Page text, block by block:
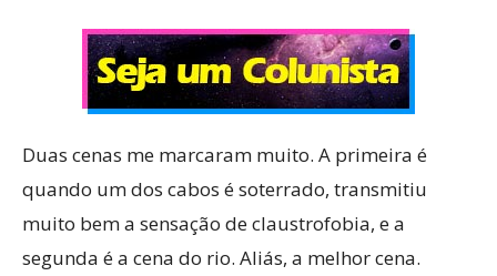
Duas cenas me marcaram muito. A primeira é
quando um dos cabos é soterrado, transmitiu
muito bem a sensação de claustrofobia, e a
segunda é a cena do rio. Aliás, a melhor cena.